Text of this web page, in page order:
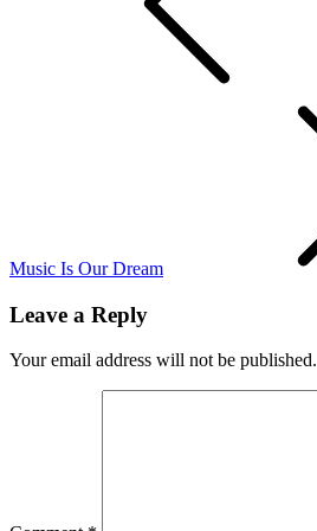
Music Is Our Dream
Leave a Reply
Your email address will not be published.